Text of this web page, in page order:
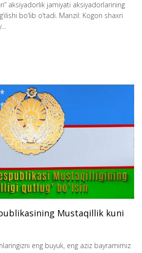
aksiyadorlik jamiyati aksiyadorlarining
bo‘lib o‘tadi. Manzil: Kogon shaxri
Mustaqillik kuni
eng buyuk, eng aziz bayramimiz